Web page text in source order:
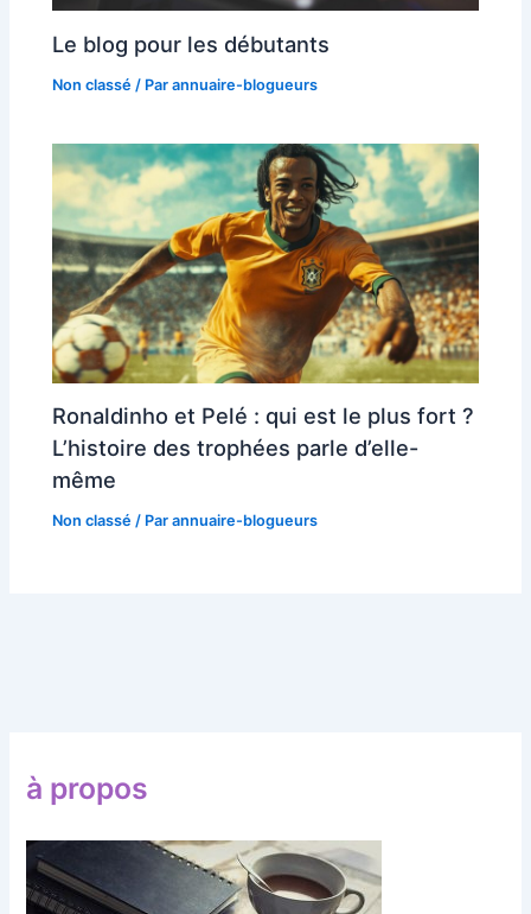
Le blog pour les débutants
Non classé / Parannuaire-blogueurs
Ronaldinho et Pelé : qui est le plus fort ?
L’histoire des trophées parle d’elle-
même
Non classé / Parannuaire-blogueurs
à propos